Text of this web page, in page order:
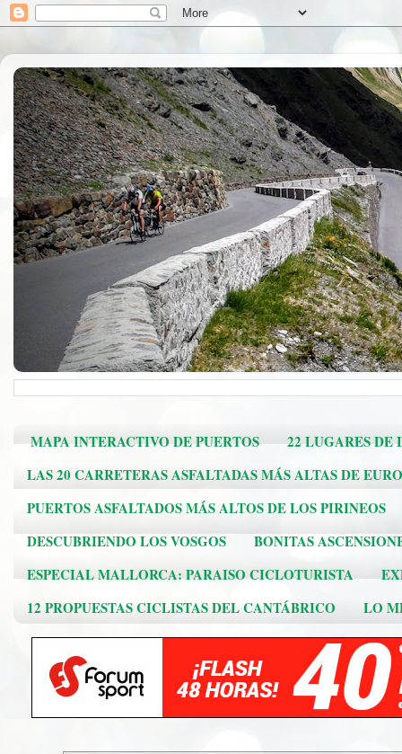
MAPA INTERACTIVO DE PUERTOS
22 LUGARES DE
LAS 20 CARRETERAS ASFALTADAS MÁS ALTAS DE
PUERTOS ASFALTADOS MÁS ALTOS DE LOS PIRINEOS
DESCUBRIENDO LOS VOSGOS
BONITAS
ESPECIAL MALLORCA: PARAISO CICLOTURISTA
12 PROPUESTAS CICLISTAS DEL CANTÁBRICO
LO